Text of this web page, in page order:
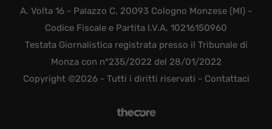
A. Volta 16 - Palazzo C, 20093 Cologno Monzese (MI) -
Codice Fiscale e Partita I.V.A. 10216150960
Testata Giornalistica registrata presso il Tribunale di
Monza con n°235/2022 del 28/01/2022
Copyright ©2026 - Tutti i diritti riservati - Contattaci